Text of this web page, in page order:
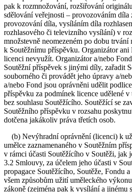
pak k rozmnožování, rozšiřování
sdělování veřejnosti – provozováním díla
provozování díla, vysíláním díla
rozhlasového či televizního vysílání) v
množstevně neomezeném po dobu
k Soutěžnímu příspěvku. Organizátor ani
licenci nevyužít. Organizátor a/nebo
Soutěžní příspěvek s jinými díly, zařadit
souborného či provádět jeho úpravy a/
a/nebo Fond jsou oprávněni udělit
příspěvku za podmínek licence udělené
bez souhlasu Soutěžícího. Soutěžící se
Soutěžního příspěvku v rozsahu
dotčena jakákoliv práva třetích osob.
(b) Nevýhradní oprávnění (licenci) k
umělce zaznamenaného v Soutěžním
v rámci účasti Soutěžícího v Soutěži, jak
3.2 Smlouvy, za účelem jeho účasti v
propagace Soutěžícího, Soutěže, Fondu
všem způsobům užití uměleckého
zákoně (zejména pak k vysílání a jinému